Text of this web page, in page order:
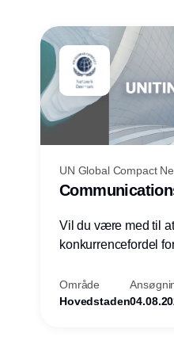
UN Global Compact
Vil du være med til
konkurrencefordel
Område
Hovedstaden